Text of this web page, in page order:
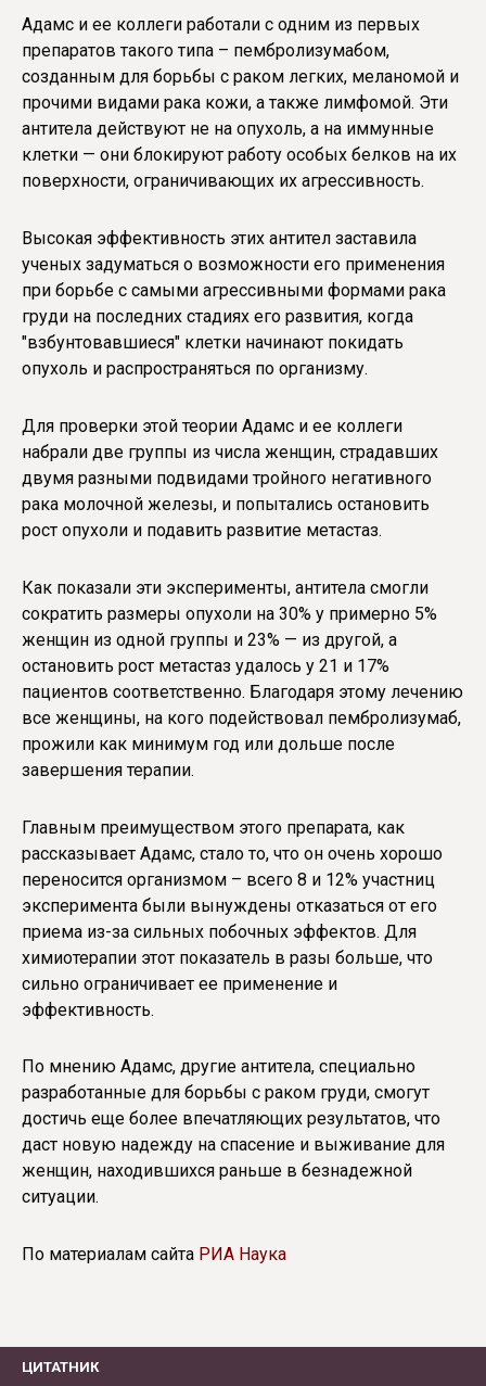
Адамс и ее коллеги работали с одним из первых
препаратов такого типа – пембролизумабом,
созданным для борьбы с раком легких, меланомой и
прочими видами рака кожи, а также лимфомой. Эти
антитела действуют не на опухоль, а на иммунные
клетки — они блокируют работу особых белков на их
поверхности, ограничивающих их агрессивность.
Высокая эффективность этих антител заставила
ученых задуматься о возможности его применения
при борьбе с самыми агрессивными формами рака
груди на последних стадиях его развития, когда
"взбунтовавшиеся" клетки начинают покидать
опухоль и распространяться по организму.
Для проверки этой теории Адамс и ее коллеги
набрали две группы из числа женщин, страдавших
двумя разными подвидами тройного негативного
рака молочной железы, и попытались остановить
рост опухоли и подавить развитие метастаз.
Как показали эти эксперименты, антитела смогли
сократить размеры опухоли на 30% у примерно 5%
женщин из одной группы и 23% — из другой, а
остановить рост метастаз удалось у 21 и 17%
пациентов соответственно. Благодаря этому лечению
все женщины, на кого подействовал пембролизумаб,
прожили как минимум год или дольше после
завершения терапии.
Главным преимуществом этого препарата, как
рассказывает Адамс, стало то, что он очень хорошо
переносится организмом – всего 8 и 12% участниц
эксперимента были вынуждены отказаться от его
приема из-за сильных побочных эффектов. Для
химиотерапии этот показатель в разы больше, что
сильно ограничивает ее применение и
эффективность.
По мнению Адамс, другие антитела, специально
разработанные для борьбы с раком груди, смогут
достичь еще более впечатляющих результатов, что
даст новую надежду на спасение и выживание для
женщин, находившихся раньше в безнадежной
ситуации.
По материалам сайта РИА Наука
ЦИТАТНИК